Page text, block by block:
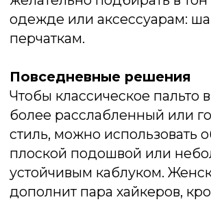
Длинный пуховик — практичный выбор
для холодной зимы, особенно если вы
цените тепло, комфорт и защиту от ветра.